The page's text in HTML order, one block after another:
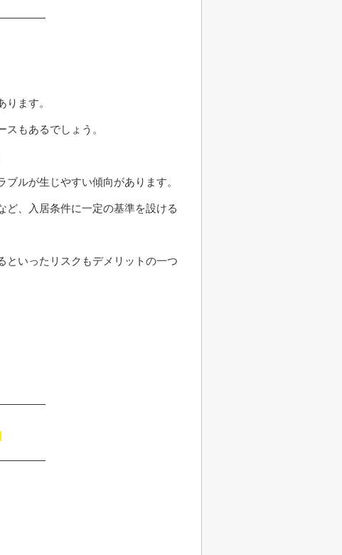
ます。
もあるでしょう。
ルが生じやすい傾向があります。
ど、入居条件に一定の基準を設ける
といったリスクもデメリットの一つ